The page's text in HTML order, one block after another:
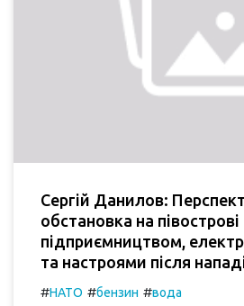
Сергій Данилов:
обстановка на
підприємництвом,
та настроями після
#НАТО #бензин #вода